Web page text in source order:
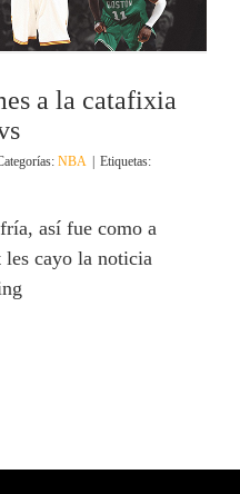
a la catafixia
NBA
Etiquetas:
así fue como a
les cayo la noticia